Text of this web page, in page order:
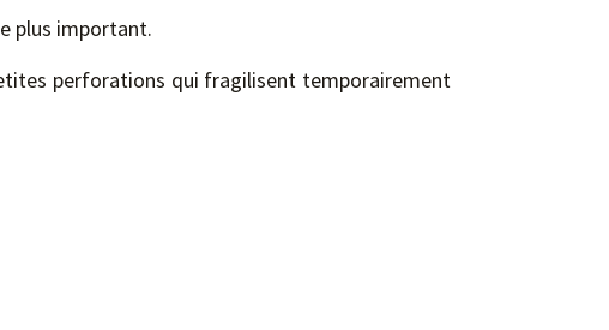
plus important.
perforations qui fragilisent temporairement